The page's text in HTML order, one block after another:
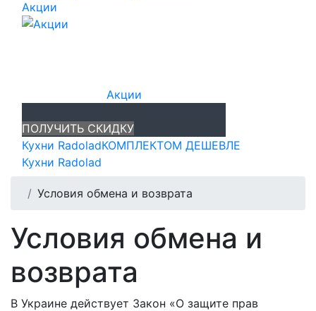
Акции
Акции
ПОЛУЧИТЬ СКИДКУ
Кухни Radolad
Кухни Radolad
КОМПЛЕКТОМ ДЕШЕВЛЕ
Условия обмена и возврата
Условия обмена и
возврата
В Украине действует Закон «О защите прав